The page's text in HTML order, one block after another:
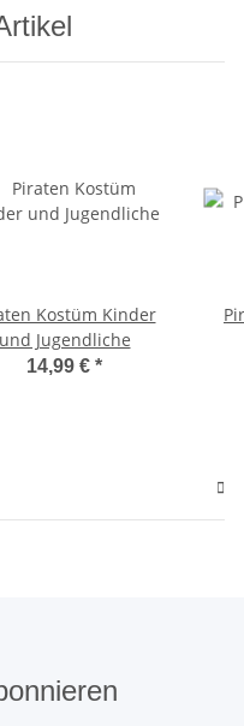
Kostüm Kinder
und Jugendliche
14,99 € *